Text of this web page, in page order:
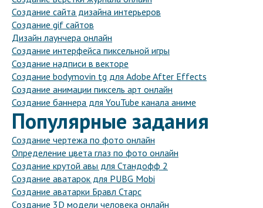
Создание сайта дизайна интерьеров
Создание gif сайтов
Дизайн лаунчера онлайн
Создание интерфейса пиксельной игры
Создание надписи в векторе
Создание bodymovin tg для Adobe After Effects
Создание анимации пиксель арт онлайн
Создание баннера для YouTube канала аниме
Популярные задания
Создание чертежа по фото онлайн
Определение цвета глаз по фото онлайн
Создание крутой авы для Стандофф 2
Создание аватарок для PUBG Mobi
Создание аватарки Бравл Старс
Создание 3D модели человека онлайн